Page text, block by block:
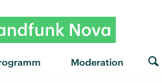
Moderation